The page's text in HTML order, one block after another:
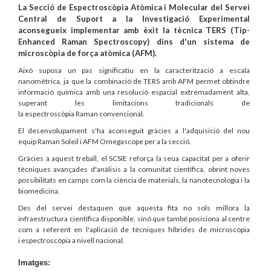
La Secció de Espectroscòpia Atòmica i Molecular del Servei
Central de Suport a la Investigació Experimental
aconsegueix implementar amb èxit la tècnica TERS (Tip-
Enhanced Raman Spectroscopy) dins d'un sistema de
microscòpia de força atòmica (AFM).
Això suposa un pas significatiu en la caracterització a escala
nanomètrica, ja que la combinació de TERS amb AFM permet obtindre
informació química amb una resolució espacial extremadament alta,
superant les limitacions tradicionals de
la espectroscòpia Raman convencional.
El desenvolupament s'ha aconseguit gràcies a l'adquisició del nou
equip Raman Soleil i AFM Omegascope per a la secció.
Gràcies a aquest treball, el SCSIE reforça la seua capacitat per a oferir
tècniques avançades d'anàlisis a la comunitat científica, obrint noves
possibilitats en camps com la ciència de materials, la nanotecnologia i la
biomedicina.
Des del servei destaquen que aquesta fita no sols millora la
infraestructura científica disponible, sinó que també posiciona al centre
com a referent en l'aplicació de tècniques híbrides de microscòpia
i espectroscòpia a nivell nacional.
Imatges: